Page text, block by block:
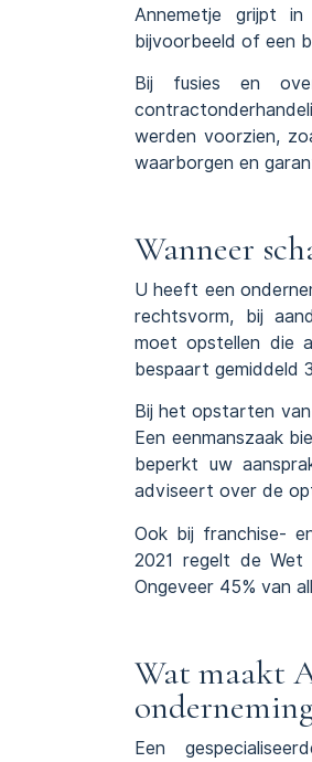
Annemetje grijpt
bijvoorbeeld of een
Bij fusies en
werden voorzien,
waarborgen en
Wanneer
U heeft een
rechtsvorm, bij
moet opstellen die
bespaart gemiddeld
Bij het opstarten
Een eenmanszaak
beperkt uw
adviseert over de
Ook bij franchise-
2021 regelt deWet
Ongeveer 45% van
Wat maakt
Een